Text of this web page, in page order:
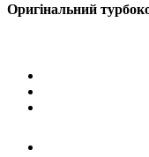
Оригінальний